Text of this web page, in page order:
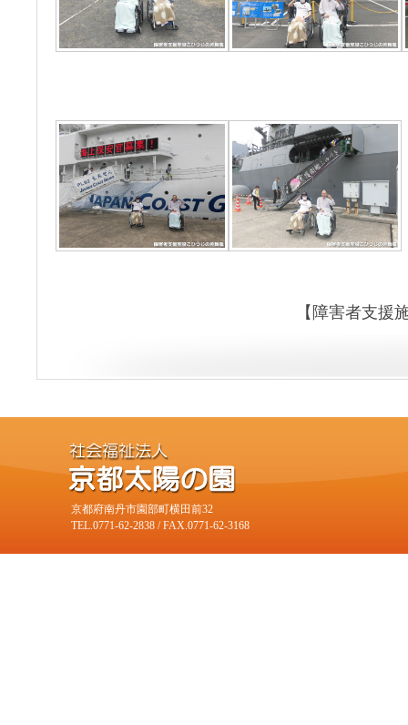
【障害者支援
京都府南丹市園部町横田前32
TEL.0771-62-2838 / FAX.0771-62-3168